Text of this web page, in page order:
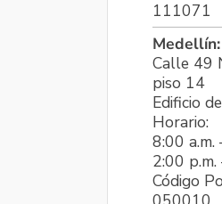
111071
Medellín:
Calle 49
piso 14
Edificio
Horario:
8:00 a.m.
2:00
Código